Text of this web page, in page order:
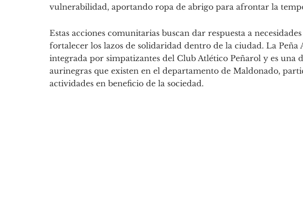
vulnerabilidad, aportando ropa de abrigo para afrontar la
Estas acciones comunitarias buscan dar respuesta a
fortalecer los lazos de solidaridad dentro de la ciudad. La Peña
integrada por simpatizantes del Club Atlético Peñarol y es una
aurinegras que existen en el departamento de Maldonado,
actividades en beneficio de la sociedad.